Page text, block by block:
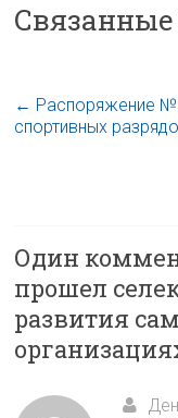
← Распоряжение №
спортивных
Один
прошел
развития